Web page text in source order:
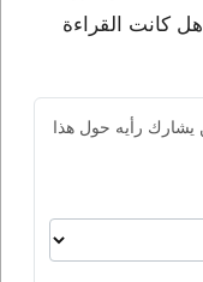
كانت القراءة
رأيه حول هذا